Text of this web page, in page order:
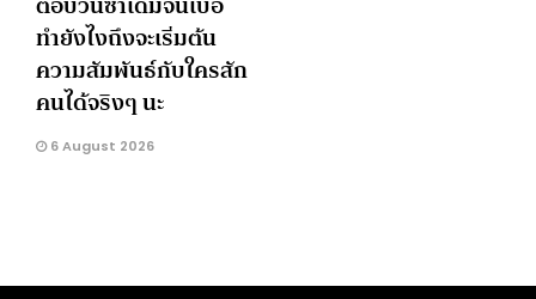
ทำยังไงถึงจะเริ่มต้น
ความสัมพันธ์กับใครสัก
คนได้จริงๆ นะ
6 August 2026